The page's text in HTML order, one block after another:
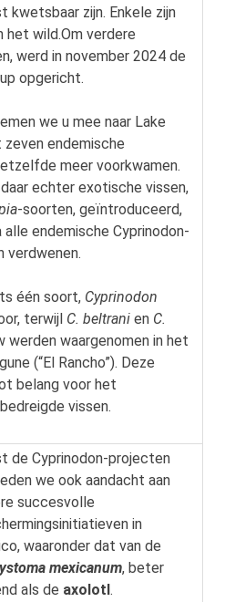
kwetsbaar zijn. Enkele zijn
het wild.Om verdere
werd in november 2024 de
opgericht.
we u mee naar Lake
zeven endemische
meer voorkwamen.
echter exotische vissen,
-soorten, geïntroduceerd,
endemische Cyprinodon-
verdwenen.
één soort, Cyprinodon
terwijl C. beltranien C.
waargenomen in het
(“El Rancho”). Deze
belang voor het
vissen.
de Cyprinodon-projecten
we ook aandacht aan
succesvolle
in
waaronder dat van de
mexicanum, beter
als de axolotl.